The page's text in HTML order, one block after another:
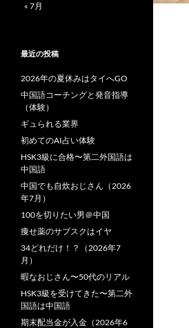
« 7月
最近の投稿
2026年の夏休みはタイへGO
中国語コーチングと発音指導
（体験）
ギュられる業界
初めてのAI占い体験
HSK3級に合格〜第二外国語は
中国語
中国でも自炊おじさん（2026
年7月）
100を切りたい男＠中国
痩せ薬のサブスクはイヤ
34どれだけ！？（2026年7
月）
暇なおじさん〜50代のリアル
HSK3級を受けてきた〜第二外
国語は中国語
期末配当金が入金（2026年6